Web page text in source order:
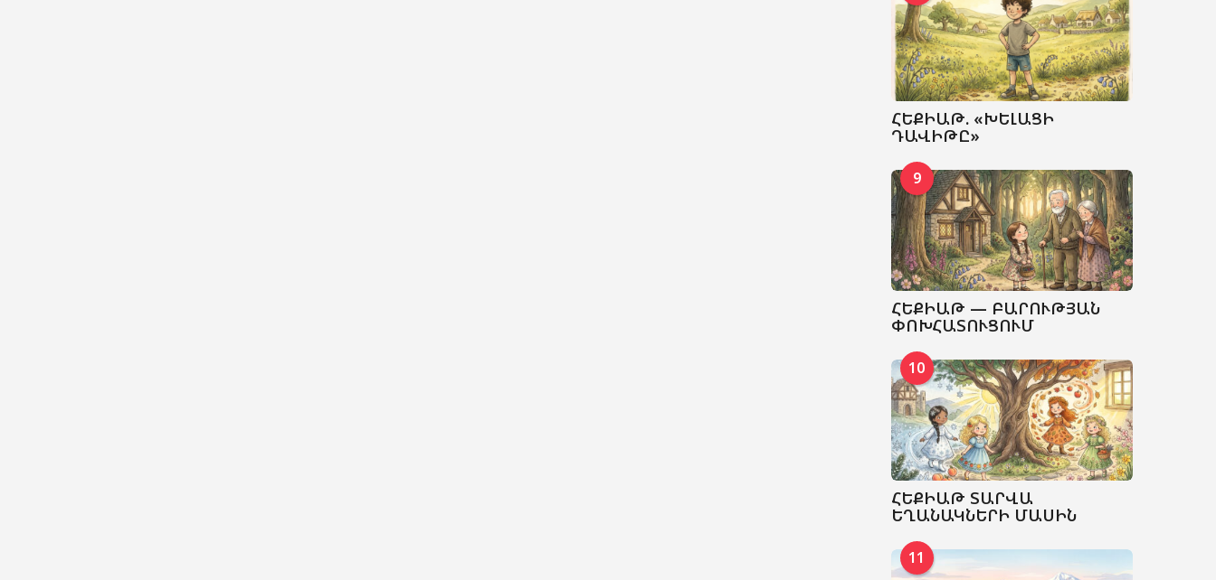
ՀԵՔԻԱԹ. «ԽԵԼԱՑԻ
ԴԱՎԻԹԸ»
9
ՀԵՔԻԱԹ — ԲԱՐՈՒԹՅԱՆ
ՓՈԽՀԱՏՈՒՑՈՒՄ
10
ՀԵՔԻԱԹ ՏԱՐՎԱ
ԵՂԱՆԱԿՆԵՐԻ ՄԱՍԻՆ
11